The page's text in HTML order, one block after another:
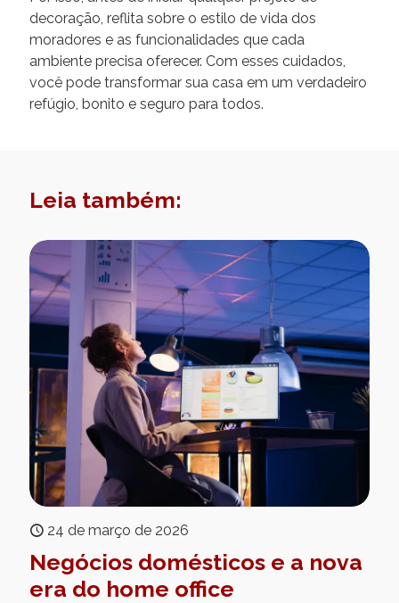
decoração, reflita sobre o estilo de vida dos
moradores e as funcionalidades que cada
ambiente precisa oferecer. Com esses cuidados,
você pode transformar sua casa em um verdadeiro
refúgio, bonito e seguro para todos.
Leia também:
24 de março de 2026
Negócios domésticos e a nova
era do home office